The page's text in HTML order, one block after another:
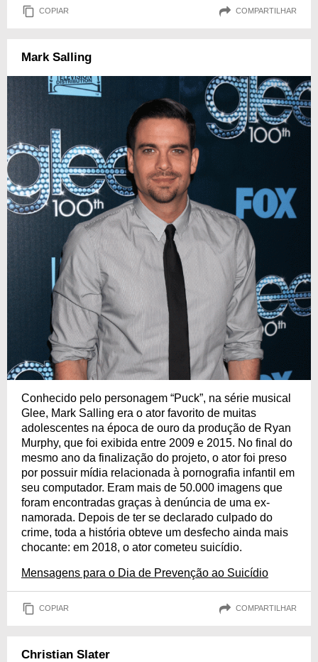
COPIAR COMPARTILHAR
Mark Salling
Conhecido pelo personagem “Puck”, na série musical
Glee, Mark Salling era o ator favorito de muitas
adolescentes na época de ouro da produção de Ryan
Murphy, que foi exibida entre 2009 e 2015. No final do
mesmo ano da finalização do projeto, o ator foi preso
por possuir mídia relacionada à pornografia infantil em
seu computador. Eram mais de 50.000 imagens que
foram encontradas graças à denúncia de uma ex-
namorada. Depois de ter se declarado culpado do
crime, toda a história obteve um desfecho ainda mais
chocante: em 2018, o ator cometeu suicídio.
Mensagens para o Dia de Prevenção ao Suicídio
COPIAR COMPARTILHAR
Christian Slater